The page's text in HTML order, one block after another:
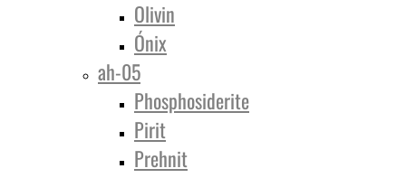
Olivin
Ónix
ah-05
Phosphosiderite
Pirit
Prehnit